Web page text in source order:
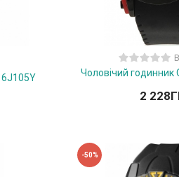
Чоловічий годинник
2 228
-50%